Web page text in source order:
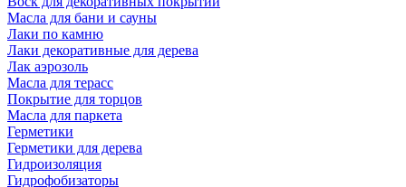
Масла для бани и сауны
Лаки по камню
Лаки декоративные для дерева
Лак аэрозоль
Масла для терасс
Покрытие для торцов
Масла для паркета
Герметики
Герметики для дерева
Гидроизоляция
Гидрофобизаторы